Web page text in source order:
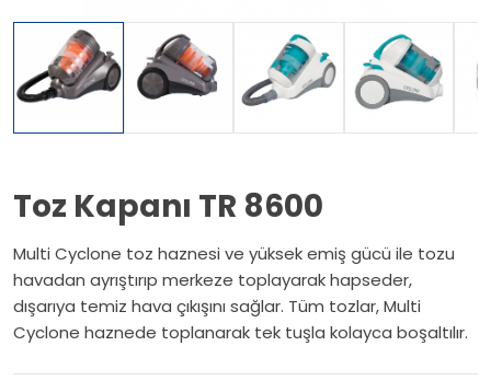
Toz Kapanı TR 8600
Multi Cyclone toz haznesi ve yüksek emiş gücü ile tozu
havadan ayrıştırıp merkeze toplayarak hapseder,
dışarıya temiz hava çıkışını sağlar. Tüm tozlar, Multi
Cyclone haznede toplanarak tek tuşla kolayca boşaltılır.